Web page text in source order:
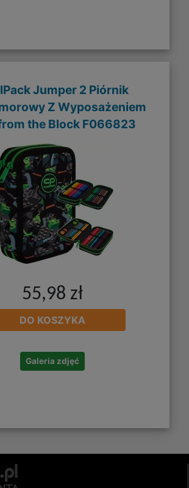
Jumper 2 Piórnik
Z Wyposażeniem
the Block F066823
55,98 zł
DO KOSZYKA
Galeria zdjęć